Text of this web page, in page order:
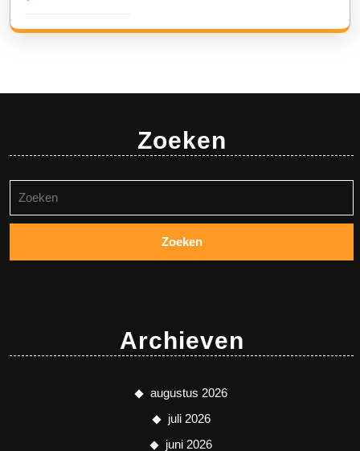
Zoeken
naar:
Archieven
augustus 2026
juli 2026
juni 2026